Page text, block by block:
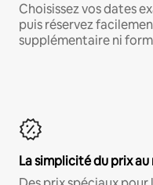
Choisissez vos dates
puis réservez
supplémentaire ni
La simplicité du prix au